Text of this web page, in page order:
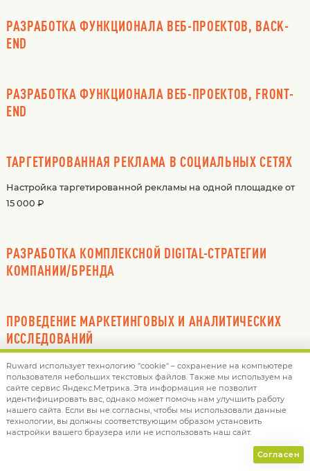
РАЗРАБОТКА ФУНКЦИОНАЛА ВЕБ-ПРОЕКТОВ, BACK-
END
РАЗРАБОТКА ФУНКЦИОНАЛА ВЕБ-ПРОЕКТОВ, FRONT-
END
ТАРГЕТИРОВАННАЯ РЕКЛАМА В СОЦИАЛЬНЫХ СЕТЯХ
Настройка таргетированной рекламы на одной площадке от
15 000 ₽
РАЗРАБОТКА КОМПЛЕКСНОЙ DIGITAL-СТРАТЕГИИ
КОМПАНИИ/БРЕНДА
ПРОВЕДЕНИЕ МАРКЕТИНГОВЫХ И АНАЛИТИЧЕСКИХ
ИССЛЕДОВАНИЙ
РАЗРАБОТКА ФИРМЕННОГО СТИЛЯ И ИДЕНТИКИ ДЛЯ
DIGITAL-ПРОЕКТОВ
РАЗРАБОТКА И ИНТЕГРАЦИЯ ИНТРАНЕТ-СИСТЕМ,
Ruward использует технологию "cookie" – сохранение на компьютере
пользователя небольших текстовых файлов. Также мы используем на
сайте сервис Яндекс.Метрика. Эта информация не позволит
идентифицировать вас, однако может помочь нам улучшить работу
нашего сайта. Если вы не согласны, чтобы мы использовали данные
технологии, вы должны соответствующим образом установить
настройки вашего браузера или не использовать наш сайт.
Согласен